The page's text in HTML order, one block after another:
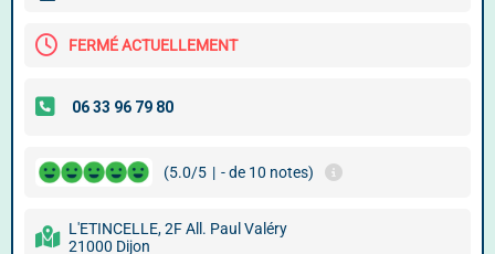
FERMÉ ACTUELLEMENT
(5.0/5 | - de 10 notes)
L'ETINCELLE, 2F All. Paul Valéry
21000 Dijon